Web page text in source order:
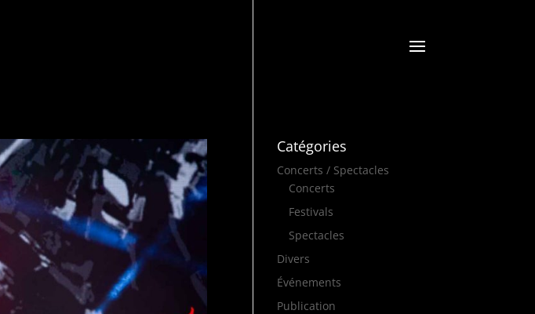
Catégories
Concerts / Spectacles
Concerts
Festivals
Spectacles
Divers
Événements
Publication